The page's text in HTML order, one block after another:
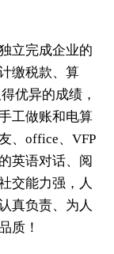
立完成企业的
缴税款、算
优异的成绩，
工做账和电算
、office、VFP
英语对话、阅
交能力强，人
真负责、为人
质！